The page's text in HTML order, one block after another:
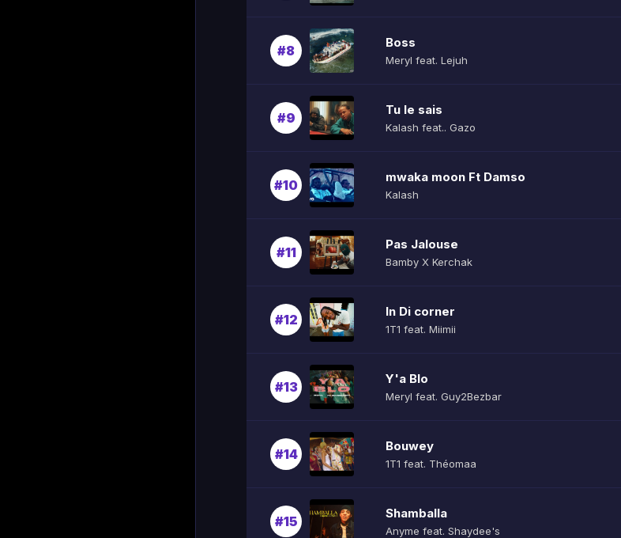
#8
Boss
Meryl feat. Lejuh
#9
Tu le sais
Kalash feat.. Gazo
#10
mwaka moon Ft Damso
Kalash
#11
Pas Jalouse
Bamby X Kerchak
#12
In Di corner
1T1 feat. Miimii
#13
Y'a Blo
Meryl feat. Guy2Bezbar
#14
Bouwey
1T1 feat. Théomaa
#15
Shamballa
Anyme feat. Shaydee's